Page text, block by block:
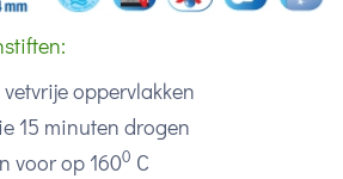
oppervlakken
15 minuten drogen
voor op 1600 C